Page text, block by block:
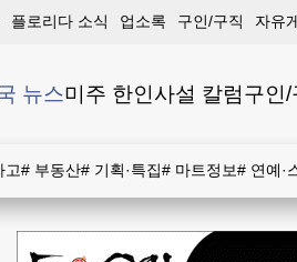
플로리다 소식 업소록 구인/구직 자유
뉴스미주 한인사설 칼럼구인/
고# 부동산# 기획·특집# 마트정보# 연예·